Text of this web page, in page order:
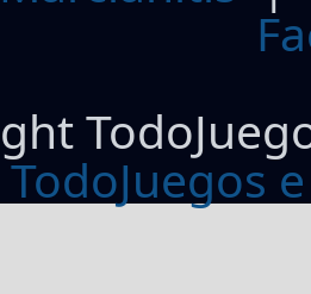
TodoJuegos